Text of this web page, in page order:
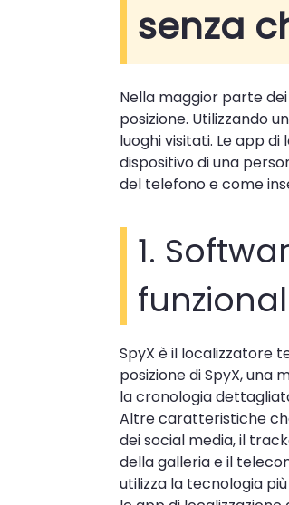
senza
Nella maggior parte
posizione. Utilizzando
luoghi visitati. Le app
dispositivo di una
del telefono e come
1.
SpyX è il localizzatore
posizione di SpyX,
la cronologia
Altre caratteristiche
dei social media, il
della galleria e il
utilizza la tecnologia